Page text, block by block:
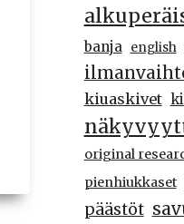
banja english
kiuaskivet
original
pienhiukkaset
päästöt